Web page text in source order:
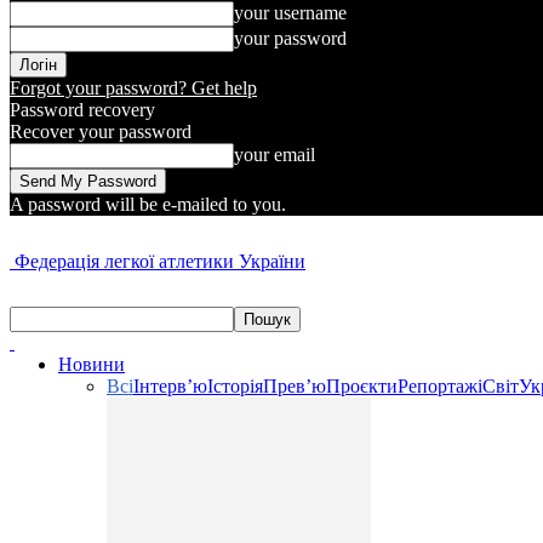
your username
your password
Forgot your password? Get help
Password recovery
Recover your password
your email
A password will be e-mailed to you.
Федерація легкої атлетики України
Новини
ВсіІнтерв’юІсторіяПрев’юПроєктиРепортажіСвіт